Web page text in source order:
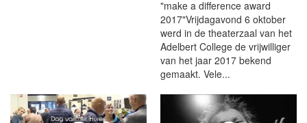
"make a difference award
2017"Vrijdagavond 6 oktober
werd in de theaterzaal van het
Adelbert College de vrijwilliger
van het jaar 2017 bekend
gemaakt. Vele...